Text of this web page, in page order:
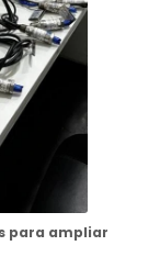
para ampliar